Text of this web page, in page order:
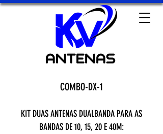
COMBO-DX-1
KIT DUAS ANTENAS DUALBANDA PARA AS
BANDAS DE 10, 15, 20 E 40M: